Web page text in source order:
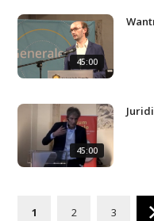
45:00
45:00
1 2 3